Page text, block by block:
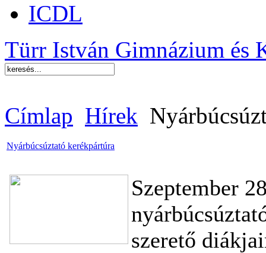
ICDL
Türr István Gimnázium és
Címlap Hírek
Nyárbúcsúztató kerékpártúra
Szeptember
szerető